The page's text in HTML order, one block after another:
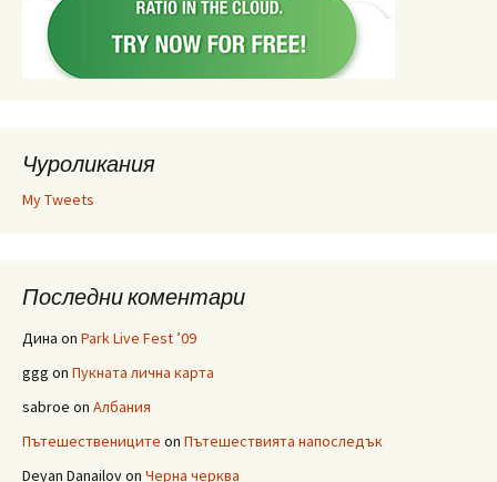
Чуроликания
My Tweets
Последни коментари
Дина on Park Live Fest ’09
ggg on Пукната лична карта
sabroe on Албания
Пътешествениците on Пътешествията напоследък
Deyan Danailovon Черна черква